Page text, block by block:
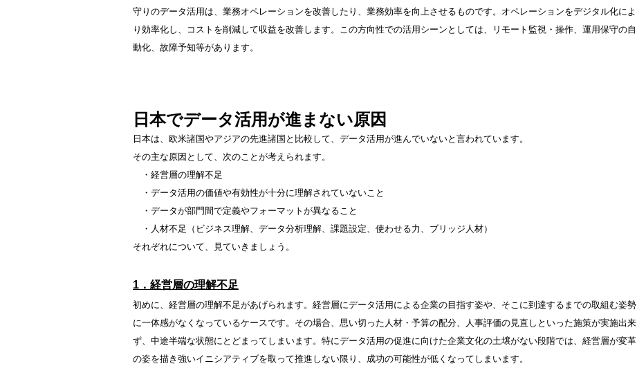
守りのデータ活用は、業務オペレーションを改善したり、業務効率を向上させるものです。オペレーションをデジタル化によ
り効率化し、コストを削減して収益を改善します。この方向性での活用シーンとしては、リモート監視・操作、運用保守の自
動化、故障予知等があります。
日本でデータ活用が進まない原因
日本は、欧米諸国やアジアの先進諸国と比較して、データ活用が進んでいないと言われています。
その主な原因として、次のことが考えられます。
・経営層の理解不足
・データ活用の価値や有効性が十分に理解されていないこと
・データが部門間で定義やフォーマットが異なること
・人材不足（ビジネス理解、データ分析理解、課題設定、使わせる力、ブリッジ人材）
それぞれについて、見ていきましょう。
1．経営層の理解不足
初めに、経営層の理解不足があげられます。経営層にデータ活用による企業の目指す姿や、そこに到達するまでの取組む姿勢
に一体感がなくなっているケースです。その場合、思い切った人材・予算の配分、人事評価の見直しといった施策が実施出来
ず、中途半端な状態にとどまってしまいます。特にデータ活用の促進に向けた企業文化の土壌がない段階では、経営層が変革
の姿を描き強いイニシアティブを取って推進しない限り、成功の可能性が低くなってしまいます。